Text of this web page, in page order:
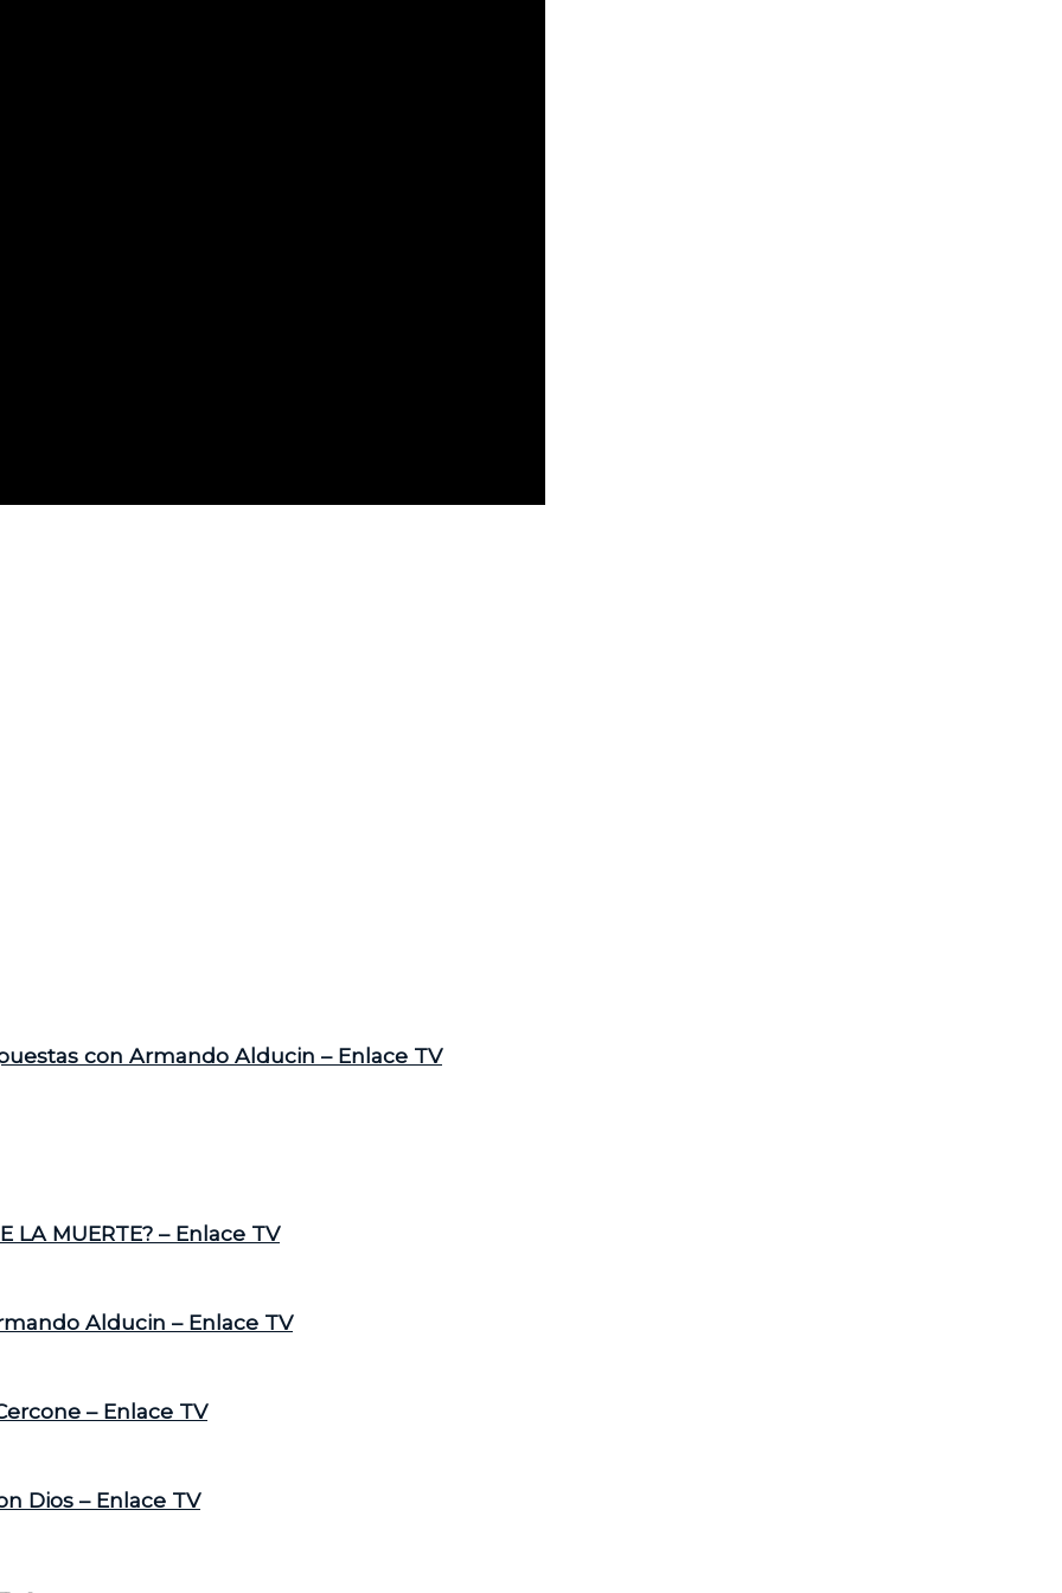
con Armando Alducin – Enlace TV
LA MUERTE? – Enlace TV
Alducin – Enlace TV
– Enlace TV
Dios – Enlace TV